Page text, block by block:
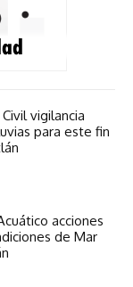
vigilancia
para este fin
acciones
de Mar